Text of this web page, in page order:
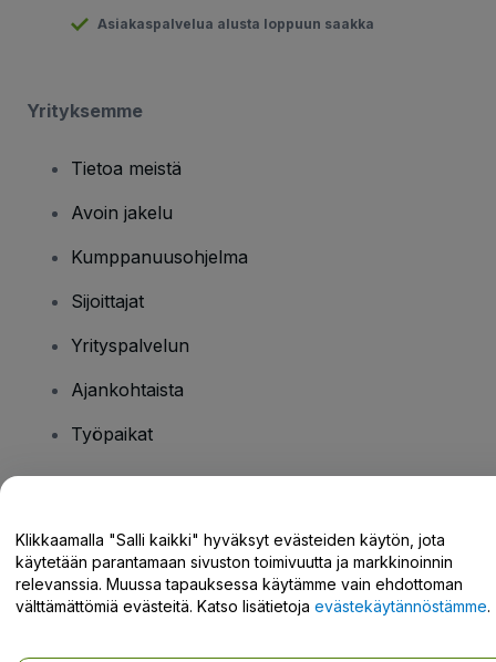
Asiakaspalvelua alusta loppuun saakka
Yrityksemme
Tietoa meistä
Avoin jakelu
Kumppanuusohjelma
Sijoittajat
Yrityspalvelun
Ajankohtaista
Työpaikat
Tukikeskus / Ota meihin yhteyttä
Klikkaamalla "Salli kaikki" hyväksyt evästeiden käytön, jota
käytetään parantamaan sivuston toimivuutta ja markkinoinnin
relevanssia. Muussa tapauksessa käytämme vain ehdottoman
välttämättömiä evästeitä. Katso lisätietoja evästekäytännöstämme.